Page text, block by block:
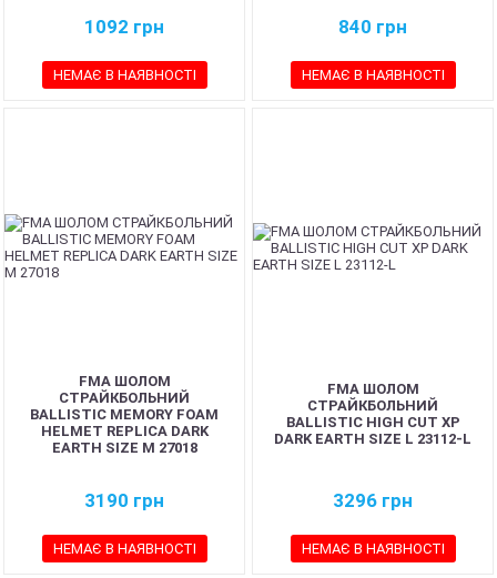
1092 грн
НЕМАЄ В НАЯВНОСТІ
840 грн
НЕМАЄ В НАЯВНОСТІ
FMA ШОЛОМ
СТРАЙКБОЛЬНИЙ
BALLISTIC MEMORY FOAM
HELMET REPLICA DARK
EARTH SIZE M 27018
3190 грн
НЕМАЄ В НАЯВНОСТІ
FMA ШОЛОМ
СТРАЙКБОЛЬНИЙ
BALLISTIC HIGH CUT XP
DARK EARTH SIZE L 23112-L
3296 грн
НЕМАЄ В НАЯВНОСТІ